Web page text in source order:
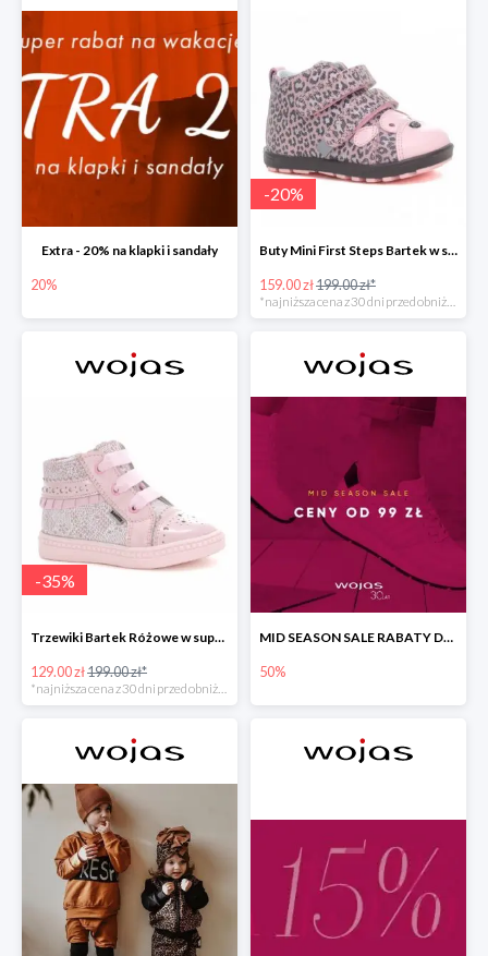
Extra - 20% na klapki i sandały
20%
-20%
Buty Mini First Steps Bartek w super cenie
159.00 zł199.00 zł*
*najniższa cena z 30 dni przed obniżką
-35%
Trzewiki Bartek Różowe w super cenie
129.00 zł199.00 zł*
MID SEASON SALE RABATY DO -50%
50%